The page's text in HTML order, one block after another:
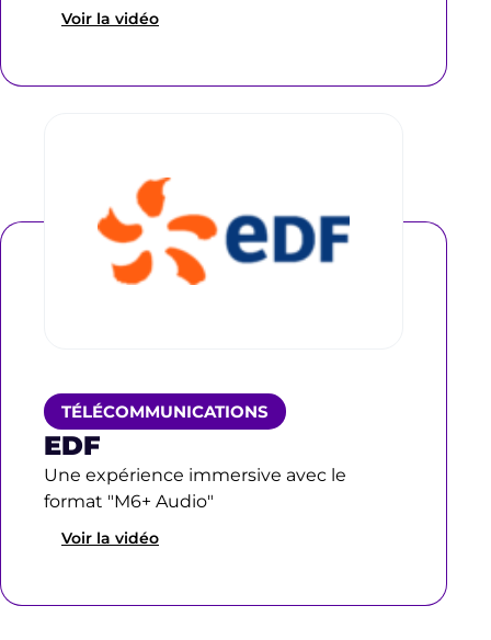
Voir la vidéo
TÉLÉCOMMUNICATIONS
EDF
Une expérience immersive avec le
format "M6+ Audio"
Voir la vidéo